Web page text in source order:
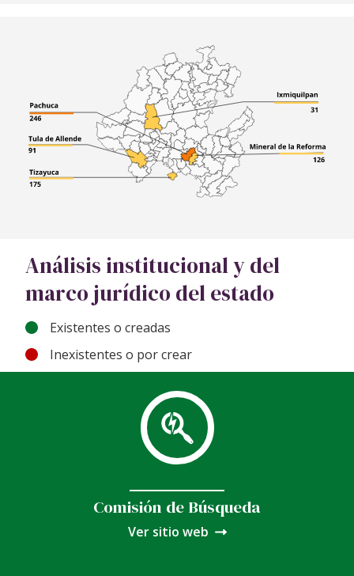
Análisis institucional y del
marco jurídico del estado
Existentes o creadas
Inexistentes o por crear
Comisión de Búsqueda
Ver sitio web